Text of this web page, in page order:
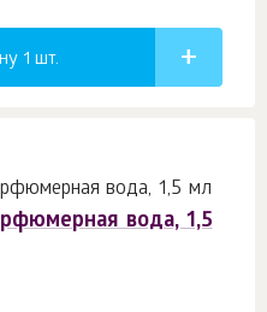
1 шт.
вода, 1,5